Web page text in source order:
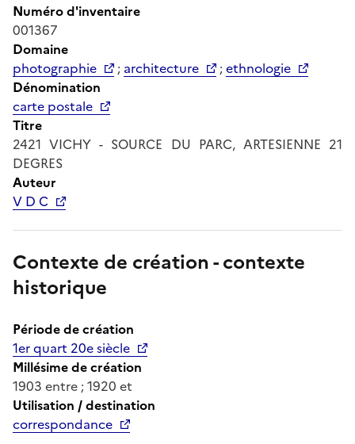
Numéro d'inventaire
001367
Domaine
photographie
; architecture ;ethnologie
Dénomination
carte postale
Titre
2421 VICHY - SOURCE DU PARC, ARTESIENNE 21
DEGRES
Auteur
V D C
Contexte de création - contexte
historique
Période de création
1er quart 20e siècle
Millésime de création
1903 entre ; 1920 et
Utilisation / destination
correspondance